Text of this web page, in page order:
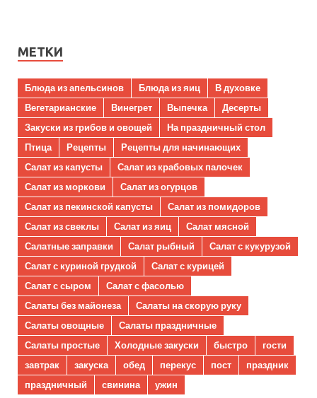
МЕТКИ
Блюда из апельсинов Блюда из яиц
В духовке
Вегетарианские
Винегрет Выпечка
Десерты
Закуски из грибов и овощей
На праздничный стол
Птица
Рецепты
Рецепты для начинающих
Салат из капусты
Салат из крабовых палочек
Салат из моркови
Салат из огурцов
Салат из пекинской капусты
Салат из помидоров
Салат из свеклы
Салат из яиц
Салат мясной
Салатные заправки
Салат рыбный
Салат с кукурузой
Салат с куриной грудкой
Салат с курицей
Салат с сыром
Салат с фасолью
Салаты без майонеза
Салаты на скорую руку
Салаты овощные
Салаты праздничные
Салаты простые
Холодные закуски быстро
гости
завтрак
закуска обед перекус пост
праздник
праздничный
свинина ужин